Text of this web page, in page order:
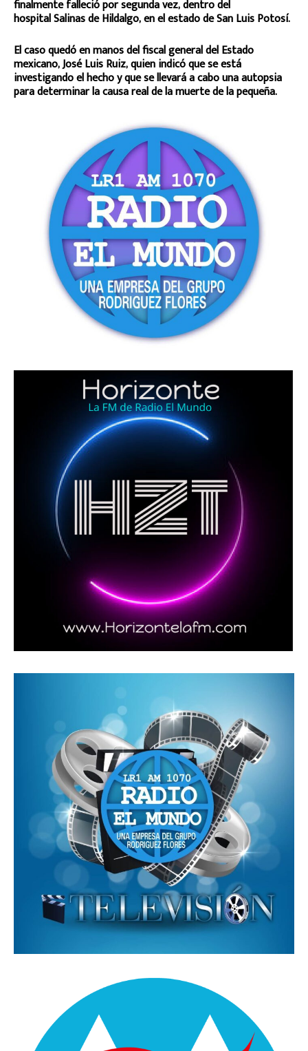
finalmente falleció por segunda vez, dentro del
hospital Salinas de Hildalgo, en el estado de San Luis Potosí.
El caso quedó en manos del fiscal general del Estado
mexicano, José Luis Ruiz, quien indicó que se está
investigando el hecho y que se llevará a cabo una autopsia
para determinar la causa real de la muerte de la pequeña.